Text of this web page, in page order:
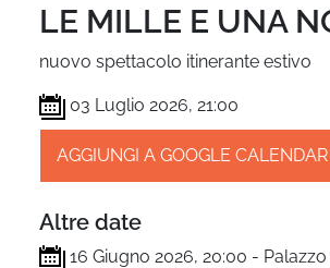
LE MILLE E UNA
nuovo spettacolo itinerante estivo
03 Luglio 2026, 21:00
AGGIUNGI A GOOGLE CALENDAR
Altre date
16 Giugno 2026, 20:00 -